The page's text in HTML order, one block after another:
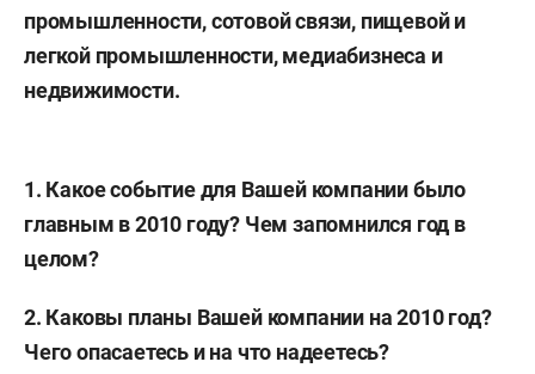
промышленности, сотовой связи, пищевой и
легкой промышленности, медиабизнеса и
недвижимости.
1. Какое событие для Вашей компании было
главным в 2010 году? Чем запомнился год в
целом?
2. Каковы планы Вашей компании на 2010 год?
Чего опасаетесь и на что надеетесь?